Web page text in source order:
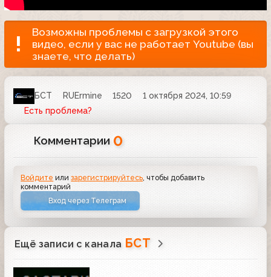
Возможны проблемы с загрузкой этого
видео, если у вас не работает Youtube (вы
знаете, что делать)
БСТ RUErmine 1520
1 октября 2024, 10:59
Есть проблема?
Комментарии 0
Войдите илизарегистрируйтесь , чтобы добавить
комментарий
Вход через Телеграм
Ещё записи с канала БСТ